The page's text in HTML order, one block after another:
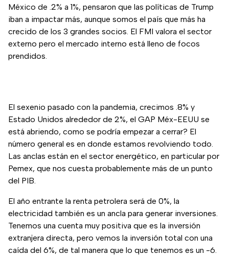
México de .2% a 1%, pensaron que las políticas de Trump
iban a impactar más, aunque somos el país que más ha
crecido de los 3 grandes socios. El FMI valora el sector
externo pero el mercado interno está lleno de focos
prendidos.
El sexenio pasado con la pandemia, crecimos .8% y
Estado Unidos alrededor de 2%, el GAP Méx-EEUU se
está abriendo, como se podría empezar a cerrar? El
número general es en donde estamos revolviendo todo.
Las anclas están en el sector energético, en particular por
Pemex, que nos cuesta probablemente más de un punto
del PIB.
El año entrante la renta petrolera será de 0%, la
electricidad también es un ancla para generar inversiones.
Tenemos una cuenta muy positiva que es la inversión
extranjera directa, pero vemos la inversión total con una
caída del 6%, de tal manera que lo que tenemos es un -6.